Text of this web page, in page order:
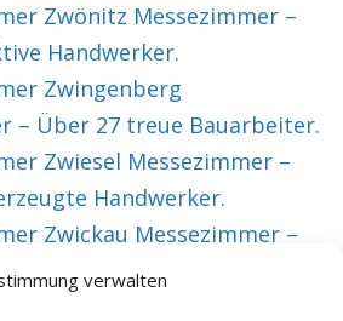
verwalten
Zwönitz Messezimmer –
Handwerker.
Zwingenberg
– Über 27 treue Bauarbeiter.
Zwiesel Messezimmer –
Handwerker.
Zwickau Messezimmer –
Montagearbeiter.